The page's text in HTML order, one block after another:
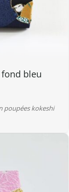
fond bleu
poupées kokeshi